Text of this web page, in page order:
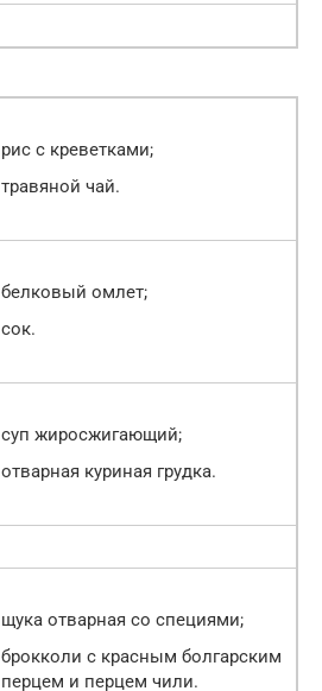
рис с креветками;
травяной чай.
белковый омлет;
сок.
суп жиросжигающий;
отварная куриная грудка.
щука отварная со специями;
брокколи с красным болгарским
перцем и перцем чили.